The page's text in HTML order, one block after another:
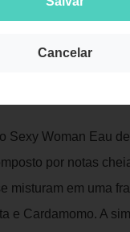
Cancelar
sexy,
esta fragrância
Sexy Woman Eau
por notas
misturam em uma
e Cardamomo. A